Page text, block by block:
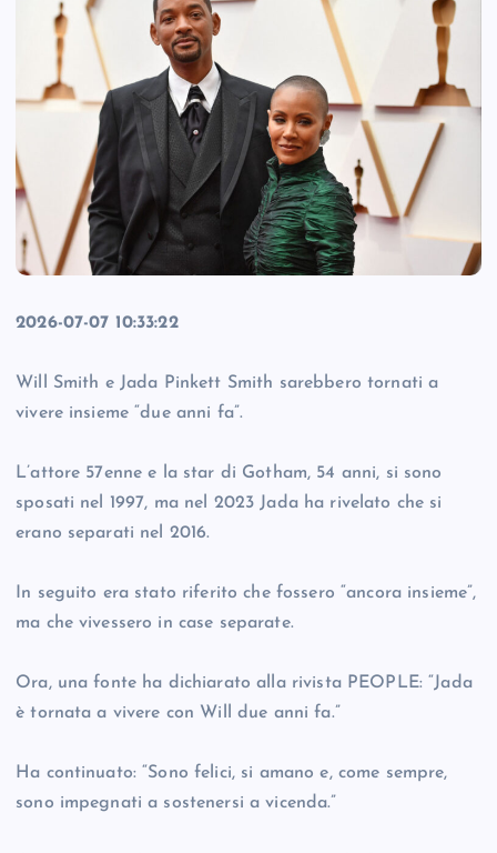
2026-07-07 10:33:22
Will Smith e Jada Pinkett Smith sarebbero tornati a
vivere insieme “due anni fa”.
L’attore 57enne e la star di Gotham, 54 anni, si sono
sposati nel 1997, ma nel 2023 Jada ha rivelato che si
erano separati nel 2016.
In seguito era stato riferito che fossero “ancora insieme”,
ma che vivessero in case separate.
Ora, una fonte ha dichiarato alla rivista PEOPLE: “Jada
è tornata a vivere con Will due anni fa.”
Ha continuato: “Sono felici, si amano e, come sempre,
sono impegnati a sostenersi a vicenda.”